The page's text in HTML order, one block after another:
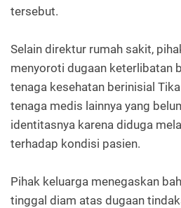
tersebut.
Selain direktur rumah sakit,
menyoroti dugaan keterlibatan
tenaga kesehatan berinisial
tenaga medis lainnya yang
identitasnya karena diduga
terhadap kondisi pasien.
Pihak keluarga menegaskan
tinggal diam atas dugaan